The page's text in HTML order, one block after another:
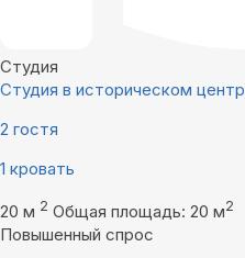
Студия
Студия в историческом
2 гостя
1 кровать
20 м 2 Общая площадь: 20 м2
Повышенный спрос